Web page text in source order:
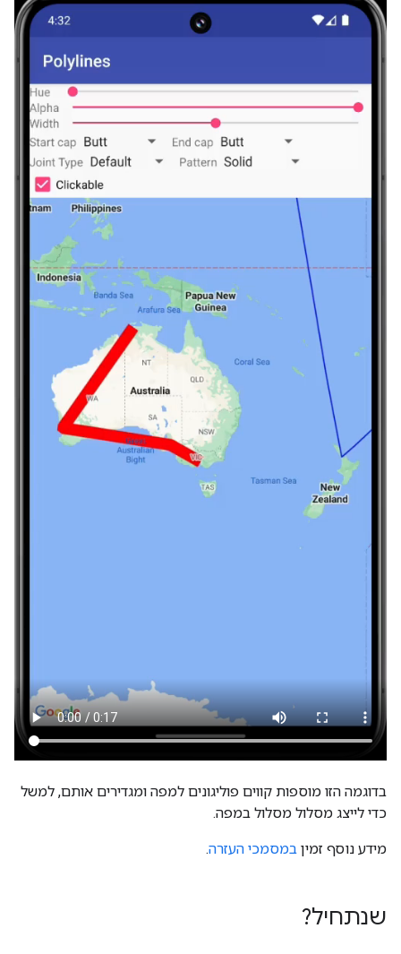
בדוגמה הזו מוספות קווים פוליגונים למפה ומגדירים אותם, למשל
כדי לייצג מסלול מסלול במפה.
מידע נוסף זמין במסמכי העזרה.
שנתחיל?